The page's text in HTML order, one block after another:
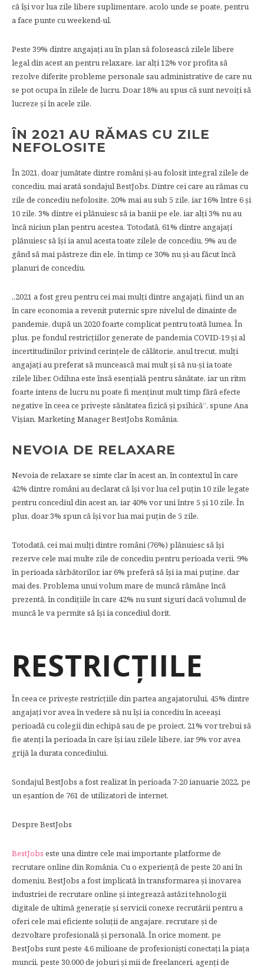
că își vor lua zile libere suplimentare, acolo unde se poate, pentru
a face punte cu weekend-ul.
Peste 39% dintre angajați au în plan să folosească zilele libere
legal din acest an pentru relaxare, iar alți 12% vor profita să
rezolve diferite probleme personale sau administrative de care nu
se pot ocupa în zilele de lucru. Doar 18% au spus că sunt nevoiți să
lucreze și în acele zile.
ÎN 2021 AU RĂMAS CU ZILE
NEFOLOSITE
În 2021, doar jumătate dintre români și-au folosit integral zilele de
concediu, mai arată sondajul BestJobs. Dintre cei care au rămas cu
zile de concediu nefolosite, 20% mai au sub 5 zile, iar 16% între 6 și
10 zile. 3% dintre ei plănuiesc să ia banii pe ele, iar alți 3% nu au
încă niciun plan pentru acestea. Totodată, 61% dintre angajați
plănuiesc să își ia anul acesta toate zilele de concediu, 9% au de
gând să mai păstreze din ele, în timp ce 30% nu și-au făcut încă
planuri de concediu.
„2021 a fost greu pentru cei mai mulți dintre angajați, fiind un an
în care economia a revenit puternic spre nivelul de dinainte de
pandemie, după un 2020 foarte complicat pentru toată lumea. În
plus, pe fondul restricțiilor generate de pandemia COVID-19 și al
incertitudinilor privind cerințele de călătorie, anul trecut, mulți
angajați au preferat să muncească mai mult și să nu-și ia toate
zilele liber. Odihna este însă esențială pentru sănătate, iar un ritm
foarte intens de lucru nu poate fi menținut mult timp fără efecte
negative în ceea ce privește sănătatea fizică și psihică”, spune Ana
Vișian, Marketing Manager BestJobs România.
NEVOIA DE RELAXARE
Nevoia de relaxare se simte clar în acest an, în contextul în care
42% dintre români au declarat că își vor lua cel puțin 10 zile legate
pentru concediul din acest an, iar 40% vor uni între 5 și 10 zile. În
plus, doar 3% spun că își vor lua mai puțin de 5 zile.
Totodată, cei mai mulți dintre români (76%) plănuiesc să își
rezerve cele mai multe zile de concediu pentru perioada verii, 9%
în perioada sărbătorilor, iar 6% preferă să își ia mai puține, dar
mai des. Problema unui volum mare de muncă rămâne încă
prezentă, în condițiile în care 42% nu sunt siguri dacă volumul de
muncă le va permite să își ia concediul dorit.
RESTRICȚIILE
În ceea ce privește restricțiile din partea angajatorului, 45% dintre
angajați vor avea în vedere să nu își ia concediu în aceeași
perioadă cu colegii din echipă sau de pe proiect, 21% vor trebui să
fie atenți la perioada în care își iau zilele libere, iar 9% vor avea
grijă la durata concediului.
Sondajul BestJobs a fost realizat în perioada 7-20 ianuarie 2022, pe
un eșantion de 761 de utilizatori de internet.
Despre BestJobs
BestJobs este una dintre cele mai importante platforme de
recrutare online din România. Cu o experiență de peste 20 ani în
domeniu, BestJobs a fost implicată în transformarea și inovarea
industriei de recrutare online și integrează astăzi tehnologii
digitale de ultimă generație și servicii conexe recrutării pentru a
oferi cele mai eficiente soluții de angajare, recrutare și de
dezvoltare profesională și personală. În orice moment, pe
BestJobs sunt peste 4,6 milioane de profesioniști conectați la piața
muncii, peste 30.000 de joburi și mii de freelanceri, agenți de